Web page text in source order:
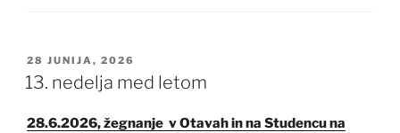
OBJAVLJENO
DNE
28 JUNIJA, 2026
13. nedelja med letom
28.6.2026, žegnanje v Otavah in na Studencu na